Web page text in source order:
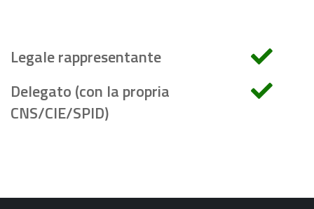
Legale rappresentante
Delegato (con la propria
CNS/CIE/SPID)